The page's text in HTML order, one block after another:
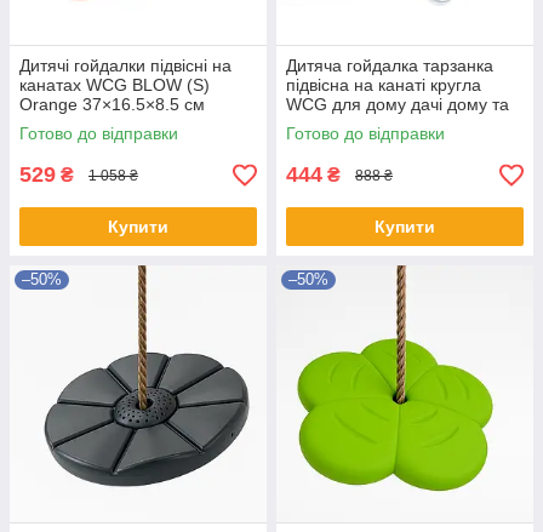
Дитячі гойдалки підвісні на
канатах WCG BLOW (S)
Orange 37×16.5×8.5 см
дитяча гойдалка для саду та
веранди
Готово до відправки
529 ₴ 1 058 ₴
Купити
Дитяча гойдалка тарзанка
підвісна на канаті кругла
WCG для дому дачі дому та
ігрового майданчику Зелений
Готово до відправки
444 ₴ 888 ₴
Купити
–50% –50%